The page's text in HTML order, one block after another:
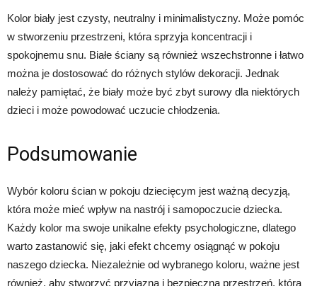
Kolor biały jest czysty, neutralny i minimalistyczny. Może pomóc
w stworzeniu przestrzeni, która sprzyja koncentracji i
spokojnemu snu. Białe ściany są również wszechstronne i łatwo
można je dostosować do różnych stylów dekoracji. Jednak
należy pamiętać, że biały może być zbyt surowy dla niektórych
dzieci i może powodować uczucie chłodzenia.
Podsumowanie
Wybór koloru ścian w pokoju dziecięcym jest ważną decyzją,
która może mieć wpływ na nastrój i samopoczucie dziecka.
Każdy kolor ma swoje unikalne efekty psychologiczne, dlatego
warto zastanowić się, jaki efekt chcemy osiągnąć w pokoju
naszego dziecka. Niezależnie od wybranego koloru, ważne jest
również, aby stworzyć przyjazną i bezpieczną przestrzeń, która